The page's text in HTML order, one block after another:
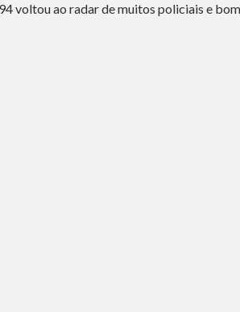
voltou ao radar de muitos policiais e